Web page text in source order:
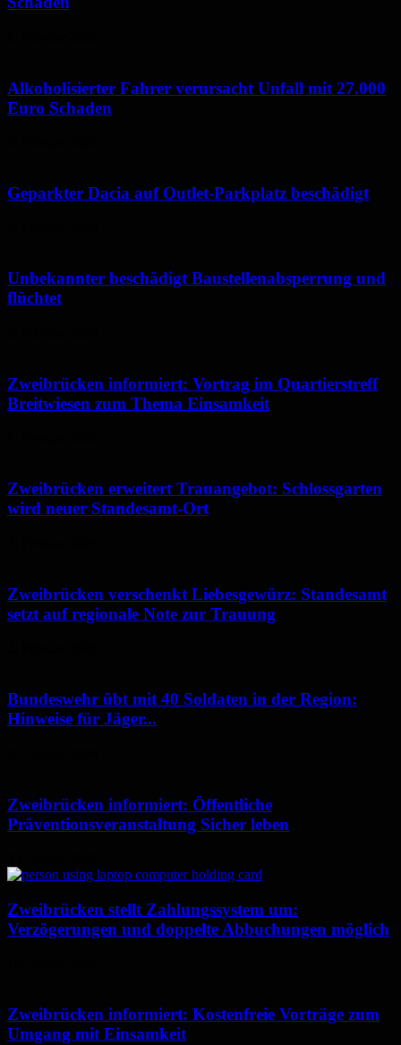
Alkoholisierter Fahrer verursacht Unfall mit 27.000
Euro Schaden
Geparkter Dacia auf Outlet-Parkplatz beschädigt
Unbekannter beschädigt Baustellenabsperrung und
flüchtet
Zweibrücken informiert: Vortrag im Quartierstreff
Breitwiesen zum Thema Einsamkeit
Zweibrücken erweitert Trauangebot: Schlossgarten
wird neuer Standesamt-Ort
Zweibrücken verschenkt Liebesgewürz: Standesamt
setzt auf regionale Note zur Trauung
Bundeswehr übt mit 40 Soldaten in der Region:
Hinweise für Jäger...
Zweibrücken informiert: Öffentliche
Präventionsveranstaltung Sicher leben
Zweibrücken stellt Zahlungssystem um:
Verzögerungen und doppelte Abbuchungen möglich
Zweibrücken informiert: Kostenfreie Vorträge zum
Umgang mit Einsamkeit